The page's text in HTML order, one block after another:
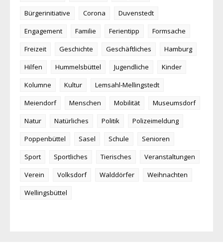
Bürgerinitiative
Corona
Duvenstedt
Engagement
Familie Ferientipp
Formsache
Freizeit
Geschichte Geschäftliches
Hamburg
Hilfen
Hummelsbüttel Jugendliche
Kinder
Kolumne
Kultur
Lemsahl-Mellingstedt
Meiendorf
Menschen Mobilität
Museumsdorf
Natur
Natürliches Politik
Polizeimeldung
Poppenbüttel
Sasel Schule
Senioren
Sport
Sportliches Tierisches
Veranstaltungen
Verein
Volksdorf Walddörfer
Weihnachten
Wellingsbüttel